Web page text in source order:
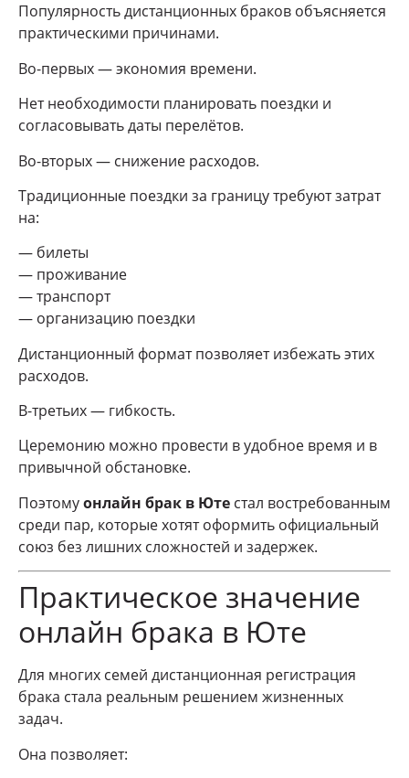
Популярность дистанционных браков объясняется
практическими причинами.
Во-первых — экономия времени.
Нет необходимости планировать поездки и
согласовывать даты перелётов.
Во-вторых — снижение расходов.
Традиционные поездки за границу требуют затрат
на:
— билеты
— проживание
— транспорт
— организацию поездки
Дистанционный формат позволяет избежать этих
расходов.
В-третьих — гибкость.
Церемонию можно провести в удобное время и в
привычной обстановке.
Поэтомуонлайн брак в Юте стал востребованным
среди пар, которые хотят оформить официальный
союз без лишних сложностей и задержек.
Практическое значение
онлайн брака в Юте
Для многих семей дистанционная регистрация
брака стала реальным решением жизненных
задач.
Она позволяет: